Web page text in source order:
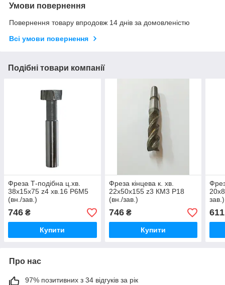
Умови повернення
Повернення товару впродовж 14 днів за домовленістю
Всі умови повернення
Подібні товари компанії
Фреза Т-подібна ц.хв.
38х15х75 z4 хв.16 Р6М5
(вн./зав.)
746 ₴
Купити
Фреза кінцева к. хв.
22х50х155 z3 КМ3 Р18
(вн./зав.)
746₴
Купити
зав.)
611
Про нас
97% позитивних з 34 відгуків за рік